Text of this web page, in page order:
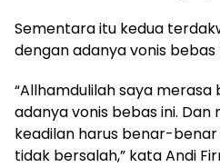
Sementara itu kedua
dengan adanya vonis
“Allhamdulilah saya
adanya vonis bebas ini. Dan
keadilan harus benar-
tidak bersalah,” kata Andi